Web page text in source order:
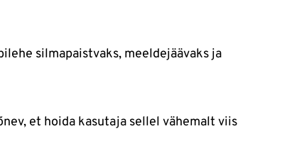
silmapaistvaks, meeldejäävaks ja
et hoida kasutaja sellel vähemalt viis